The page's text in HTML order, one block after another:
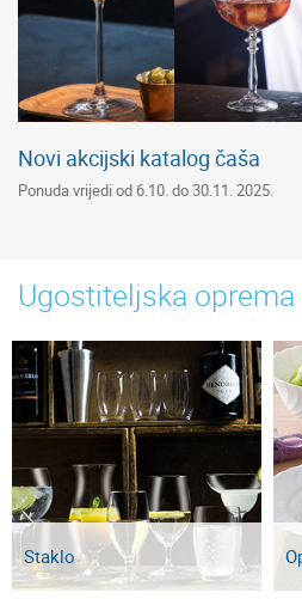
Novi akcijski katalog čaša
Ponuda vrijedi od 6.10. do 30.11. 2025.
Ugostiteljska oprema
Staklo